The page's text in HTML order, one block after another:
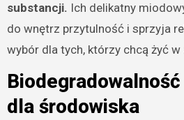
substancji. Ich delikatny
do wnętrz przytulność i sprzyja
wybór dla tych, którzy chcą żyć
dla środowiska